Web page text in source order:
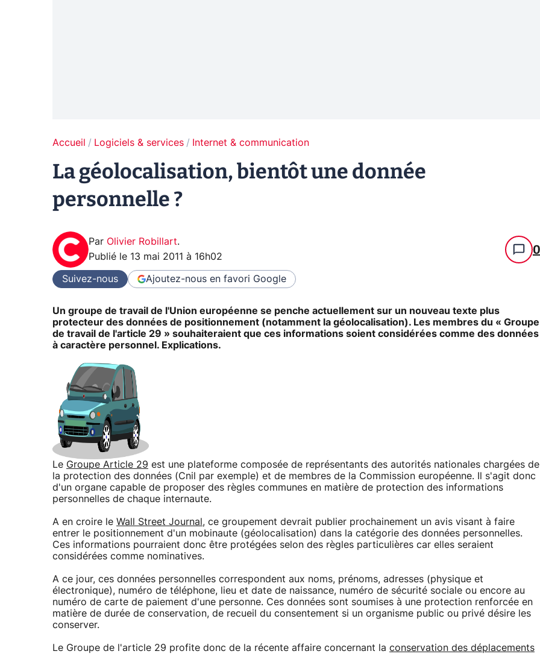
Accueil Logiciels & services Internet & communication
La géolocalisation, bientôt une donnée
personnelle ?
Par Olivier Robillart.
Publié le 13 mai 2011 à 16h02 0
Suivez-nous Ajoutez-nous en favori Google
Un groupe de travail de l'Union européenne se penche actuellement sur un nouveau texte plus
protecteur des données de positionnement (notamment la géolocalisation). Les membres du « Groupe
de travail de l'article 29 » souhaiteraient que ces informations soient considérées comme des données
à caractère personnel. Explications.
Le Groupe Article 29 est une plateforme composée de représentants des autorités nationales chargées de
la protection des données (Cnil par exemple) et de membres de la Commission européenne. Il s'agit donc
d'un organe capable de proposer des règles communes en matière de protection des informations
personnelles de chaque internaute.
A en croire le Wall Street Journal , ce groupement devrait publier prochainement un avis visant à faire
entrer le positionnement d'un mobinaute (géolocalisation) dans la catégorie des données personnelles.
Ces informations pourraient donc être protégées selon des règles particulières car elles seraient
considérées comme nominatives.
A ce jour, ces données personnelles correspondent aux noms, prénoms, adresses (physique et
électronique), numéro de téléphone, lieu et date de naissance, numéro de sécurité sociale ou encore au
numéro de carte de paiement d'une personne. Ces données sont soumises à une protection renforcée en
matière de durée de conservation, de recueil du consentement si un organisme public ou privé désire les
conserver.
Le Groupe de l'article 29 profite donc de la récente affaire concernant la conservation des déplacements